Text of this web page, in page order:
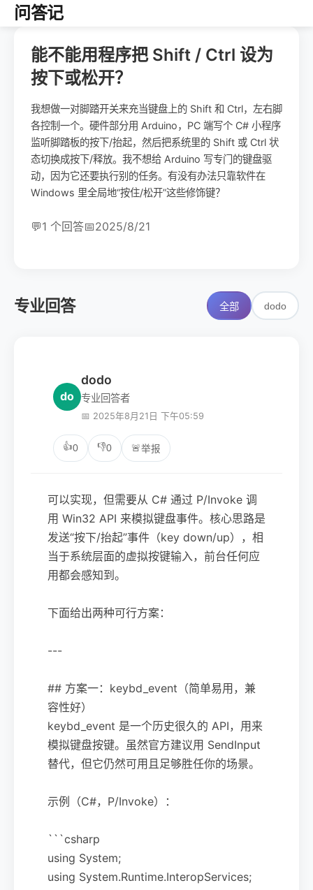
问答记
能不能用程序把 Shift / Ctrl 设为
按下或松开？
我想做一对脚踏开关来充当键盘上的 Shift 和 Ctrl，左右脚
各控制一个。硬件部分用 Arduino，PC 端写个 C# 小程序
监听脚踏板的按下/抬起，然后把系统里的 Shift 或 Ctrl 状
态切换成按下/释放。我不想给 Arduino 写专门的键盘驱
动，因为它还要执行别的任务。有没有办法只靠软件在
Windows 里全局地“按住/松开”这些修饰键？
💬1 个回答📅2025/8/21
专业回答 全部 dodo
do
dodo
专业回答者
📅 2025年8月21日 下午05:59
👍0 👎0 🚨举报
可以实现，但需要从 C# 通过 P/Invoke 调
用 Win32 API 来模拟键盘事件。核心思路是
发送“按下/抬起”事件（key down/up），相
当于系统层面的虚拟按键输入，前台任何应
用都会感知到。
下面给出两种可行方案：
---
## 方案一：keybd_event（简单易用，兼
容性好）
keybd_event 是一个历史很久的 API，用来
模拟键盘按键。虽然官方建议用 SendInput
替代，但它仍然可用且足够胜任你的场景。
示例（C#，P/Invoke）：
```csharp
using System;
using System.Runtime.InteropServices;